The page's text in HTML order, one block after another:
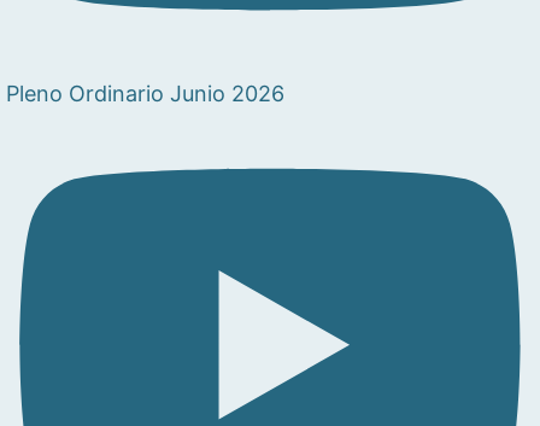
Pleno Ordinario Junio 2026